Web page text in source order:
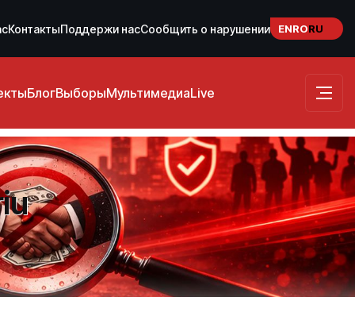
КонтактыПоддержи насСообщить о нарушении ENRORU
БлогВыборыМультимедиаLive